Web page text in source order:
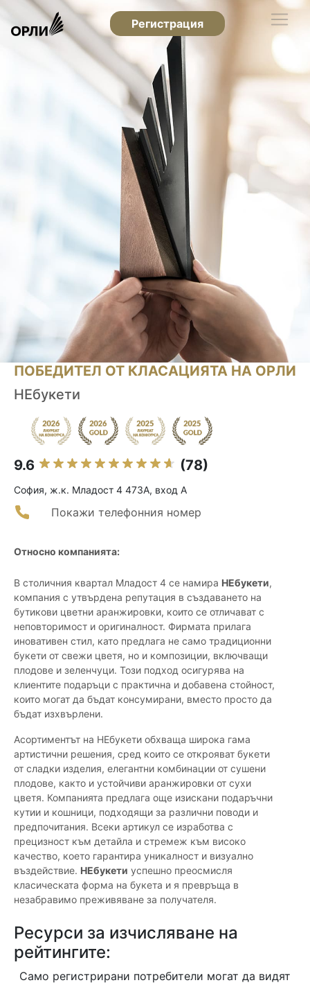
Регистрация
ПОБЕДИТЕЛ ОТ КЛАСАЦИЯТА НА ОРЛИ
НЕбукети
9.6 (78)
София, ж.к. Младост 4 473А, вход А
Покажи телефонния номер
Относно компанията:
В столичния квартал Младост 4 се намира НЕбукети,
компания с утвърдена репутация в създаването на
бутикови цветни аранжировки, които се отличават с
неповторимост и оригиналност. Фирмата прилага
иновативен стил, като предлага не само традиционни
букети от свежи цветя, но и композиции, включващи
плодове и зеленчуци. Този подход осигурява на
клиентите подаръци с практична и добавена стойност,
които могат да бъдат консумирани, вместо просто да
бъдат изхвърлени.
Асортиментът на НЕбукети обхваща широка гама
артистични решения, сред които се открояват букети
от сладки изделия, елегантни комбинации от сушени
плодове, както и устойчиви аранжировки от сухи
цветя. Компанията предлага още изискани подаръчни
кутии и кошници, подходящи за различни поводи и
предпочитания. Всеки артикул се изработва с
прецизност към детайла и стремеж към високо
качество, което гарантира уникалност и визуално
въздействие. НЕбукети успешно преосмисля
класическата форма на букета и я превръща в
незабравимо преживяване за получателя.
Ресурси за изчисляване на
рейтингите:
Само регистрирани потребители могат да видят